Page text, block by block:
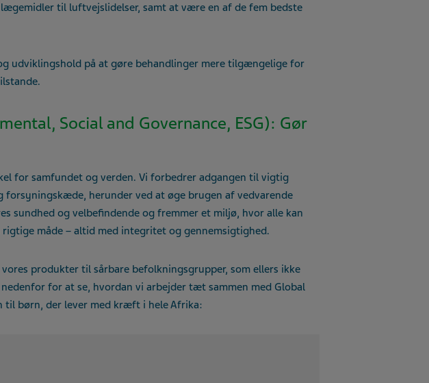
til luftvejslidelser, samt at være en af de fem bedste
udviklingshold på at gøre behandlinger mere tilgængelige for
Social and Governance, ESG): Gør
for samfundet og verden. Vi forbedrer adgangen til vigtig
herunder ved at øge brugen af vedvarende
sundhed og velbefindende og fremmer et miljø, hvor alle kan
måde – altid med integritet og gennemsigtighed.
produkter til sårbare befolkningsgrupper, som ellers ikke
for at se, hvordan vi arbejder tæt sammen med Global
til børn, der lever med kræft i hele Afrika: